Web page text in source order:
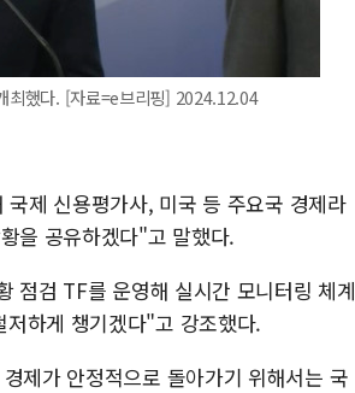
최했다. [자료=e브리핑] 2024.12.04
제 신용평가사, 미국 등 주요국 경제라
을 공유하겠다"고 말했다.
점검 TF를 운영해 실시간 모니터링 체계
하게 챙기겠다"고 강조했다.
제가 안정적으로 돌아가기 위해서는 국